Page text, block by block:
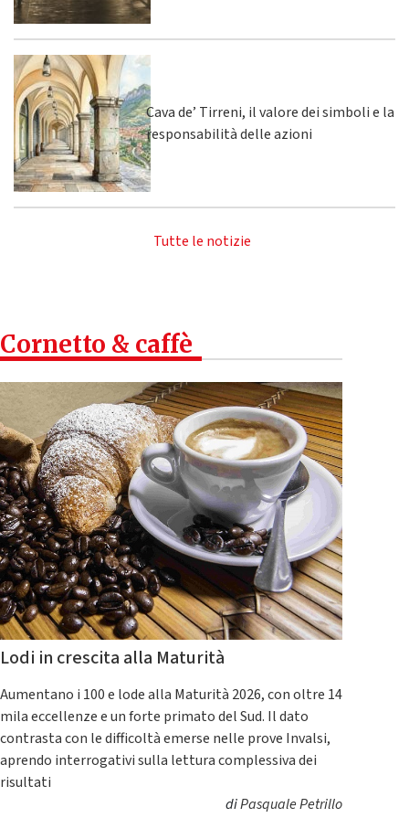
Cava de’ Tirreni, il valore dei simboli e la
responsabilità delle azioni
Tutte le notizie
Cornetto & caffè
Lodi in crescita alla Maturità
Aumentano i 100 e lode alla Maturità 2026, con oltre 14
mila eccellenze e un forte primato del Sud. Il dato
contrasta con le difficoltà emerse nelle prove Invalsi,
aprendo interrogativi sulla lettura complessiva dei
risultati
diPasquale Petrillo